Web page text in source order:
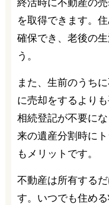
終活時に不動産の
を取得できます。
確保でき、老後の
う。
また、生前のうち
に売却をするより
相続登記が不要に
来の遺産分割時に
もメリットです。
不動産は所有する
す。いつでも住め